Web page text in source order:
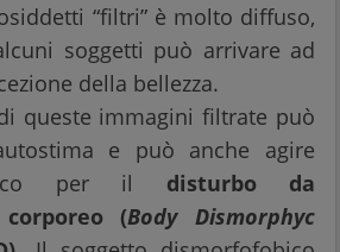
“filtri” è molto diffuso,
soggetti può arrivare ad
della bellezza.
queste immagini filtrate può
e può anche agire
per il disturbo da
(Body Dismorphyc